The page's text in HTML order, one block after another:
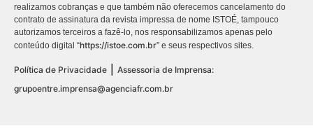
realizamos cobranças e que também não oferecemos cancelamento do
contrato de assinatura da revista impressa de nome ISTOÉ, tampouco
autorizamos terceiros a fazê-lo, nos responsabilizamos apenas pelo
conteúdo digital “https://istoe.com.br” e seus respectivos sites.
Política de Privacidade
Assessoria de Imprensa:
grupoentre.imprensa@agenciafr.com.br